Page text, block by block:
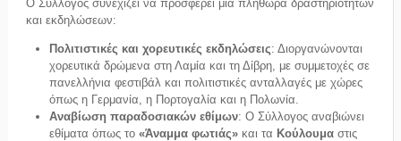
Ο Σύλλογος συνεχίζει να προσφέρει μια πληθώρα δραστηριοτήτων
και εκδηλώσεων:
Πολιτιστικές και χορευτικές εκδηλώσεις: Διοργανώνονται
χορευτικά δρώμενα στη Λαμία και τη Δίβρη, με συμμετοχές σε
πανελλήνια φεστιβάλ και πολιτιστικές ανταλλαγές με χώρες
όπως η Γερμανία, η Πορτογαλία και η Πολωνία.
Αναβίωση παραδοσιακών εθίμων: Ο Σύλλογος αναβιώνει
εθίματα όπως το «Άναμμα φωτιάς»και τα Κούλουμαστις